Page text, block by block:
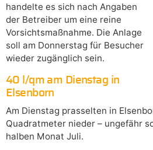
handelte es sich nach Angaben
der Betreiber um eine reine
Vorsichtsmaßnahme. Die Anlage
soll am Donnerstag für Besucher
wieder zugänglich sein.
40 l/qm am Dienstag in
Elsenborn
Am Dienstag prasselten in
Quadratmeter nieder – ungefähr
halben Monat Juli.